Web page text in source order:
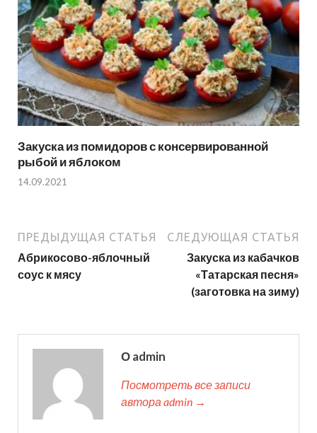
Закуска из помидоров с консервированной
рыбой и яблоком
14.09.2021
ПРЕДЫДУЩАЯ СТАТЬЯ
Абрикосово-яблочный
соус к мясу
СЛЕДУЮЩАЯ СТАТЬЯ
Закуска из кабачков
«Татарская песня»
(заготовка на зиму)
О admin
Посмотреть все записи
автора admin →